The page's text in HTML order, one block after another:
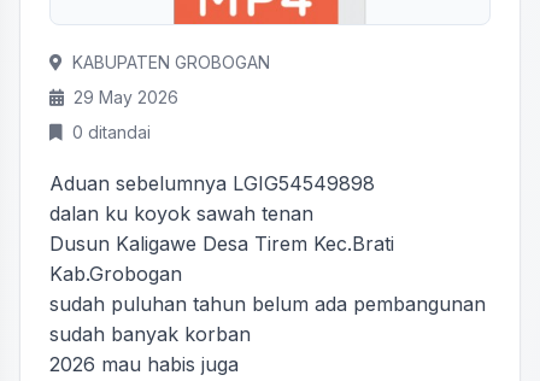
KABUPATEN GROBOGAN
29 May 2026
0 ditandai
Aduan sebelumnya LGIG54549898
dalan ku koyok sawah tenan
Dusun Kaligawe Desa Tirem Kec.Brati
Kab.Grobogan
sudah puluhan tahun belum ada pembangunan
sudah banyak korban
2026 mau habis juga